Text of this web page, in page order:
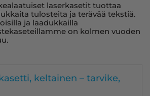
laserkasetit tuottaa
tulosteita ja terävää tekstiä.
ja laadukkailla
on kolmen vuoden
keltainen – tarvike,